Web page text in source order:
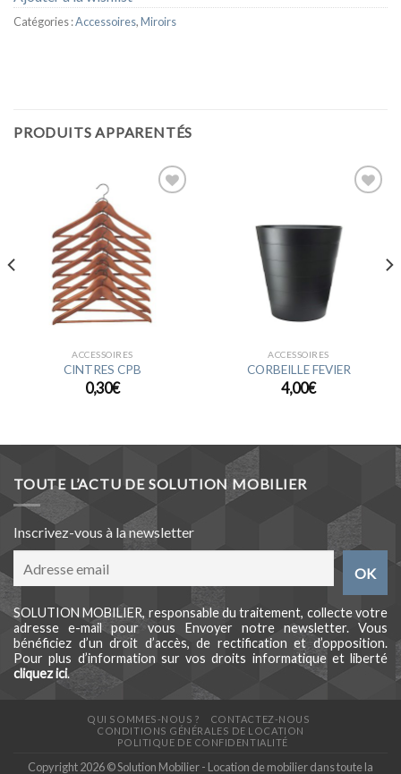
Catégories :Accessoires,Miroirs
PRODUITS APPARENTÉS
wishlist
ACCESSOIRES
CINTRES CPB
0,30€
wishlist
ACCESSOIRES
CORBEILLE FEVIER
4,00€
TOUTE L’ACTU DE SOLUTION MOBILIER
Inscrivez-vous à la newsletter
SOLUTION MOBILIER, responsable du traitement, collecte votre
adresse e-mail pour vous Envoyer notre newsletter. Vous
bénéficiez d’un droit d’accès, de rectification et d’opposition.
Pour plus d’information sur vos droits informatique et liberté
cliquez ici.
QUI SOMMES-NOUS ?
CONTACTEZ-NOUS
CONDITIONS GÉNÉRALES DE LOCATION
POLITIQUE DE CONFIDENTIALITÉ
Copyright 2026 © Solution Mobilier - Location de mobilier dans toute la